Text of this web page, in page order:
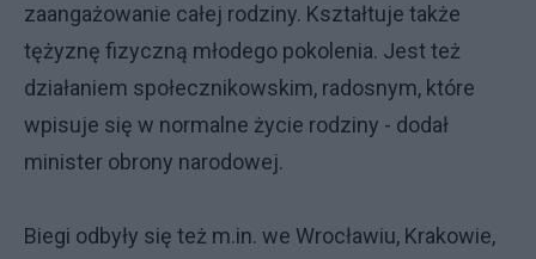
zaangażowanie całej rodziny. Kształtuje także
tężyznę fizyczną młodego pokolenia. Jest też
działaniem społecznikowskim, radosnym, które
wpisuje się w normalne życie rodziny - dodał
minister obrony narodowej.
Biegi odbyły się też m.in. we Wrocławiu, Krakowie,